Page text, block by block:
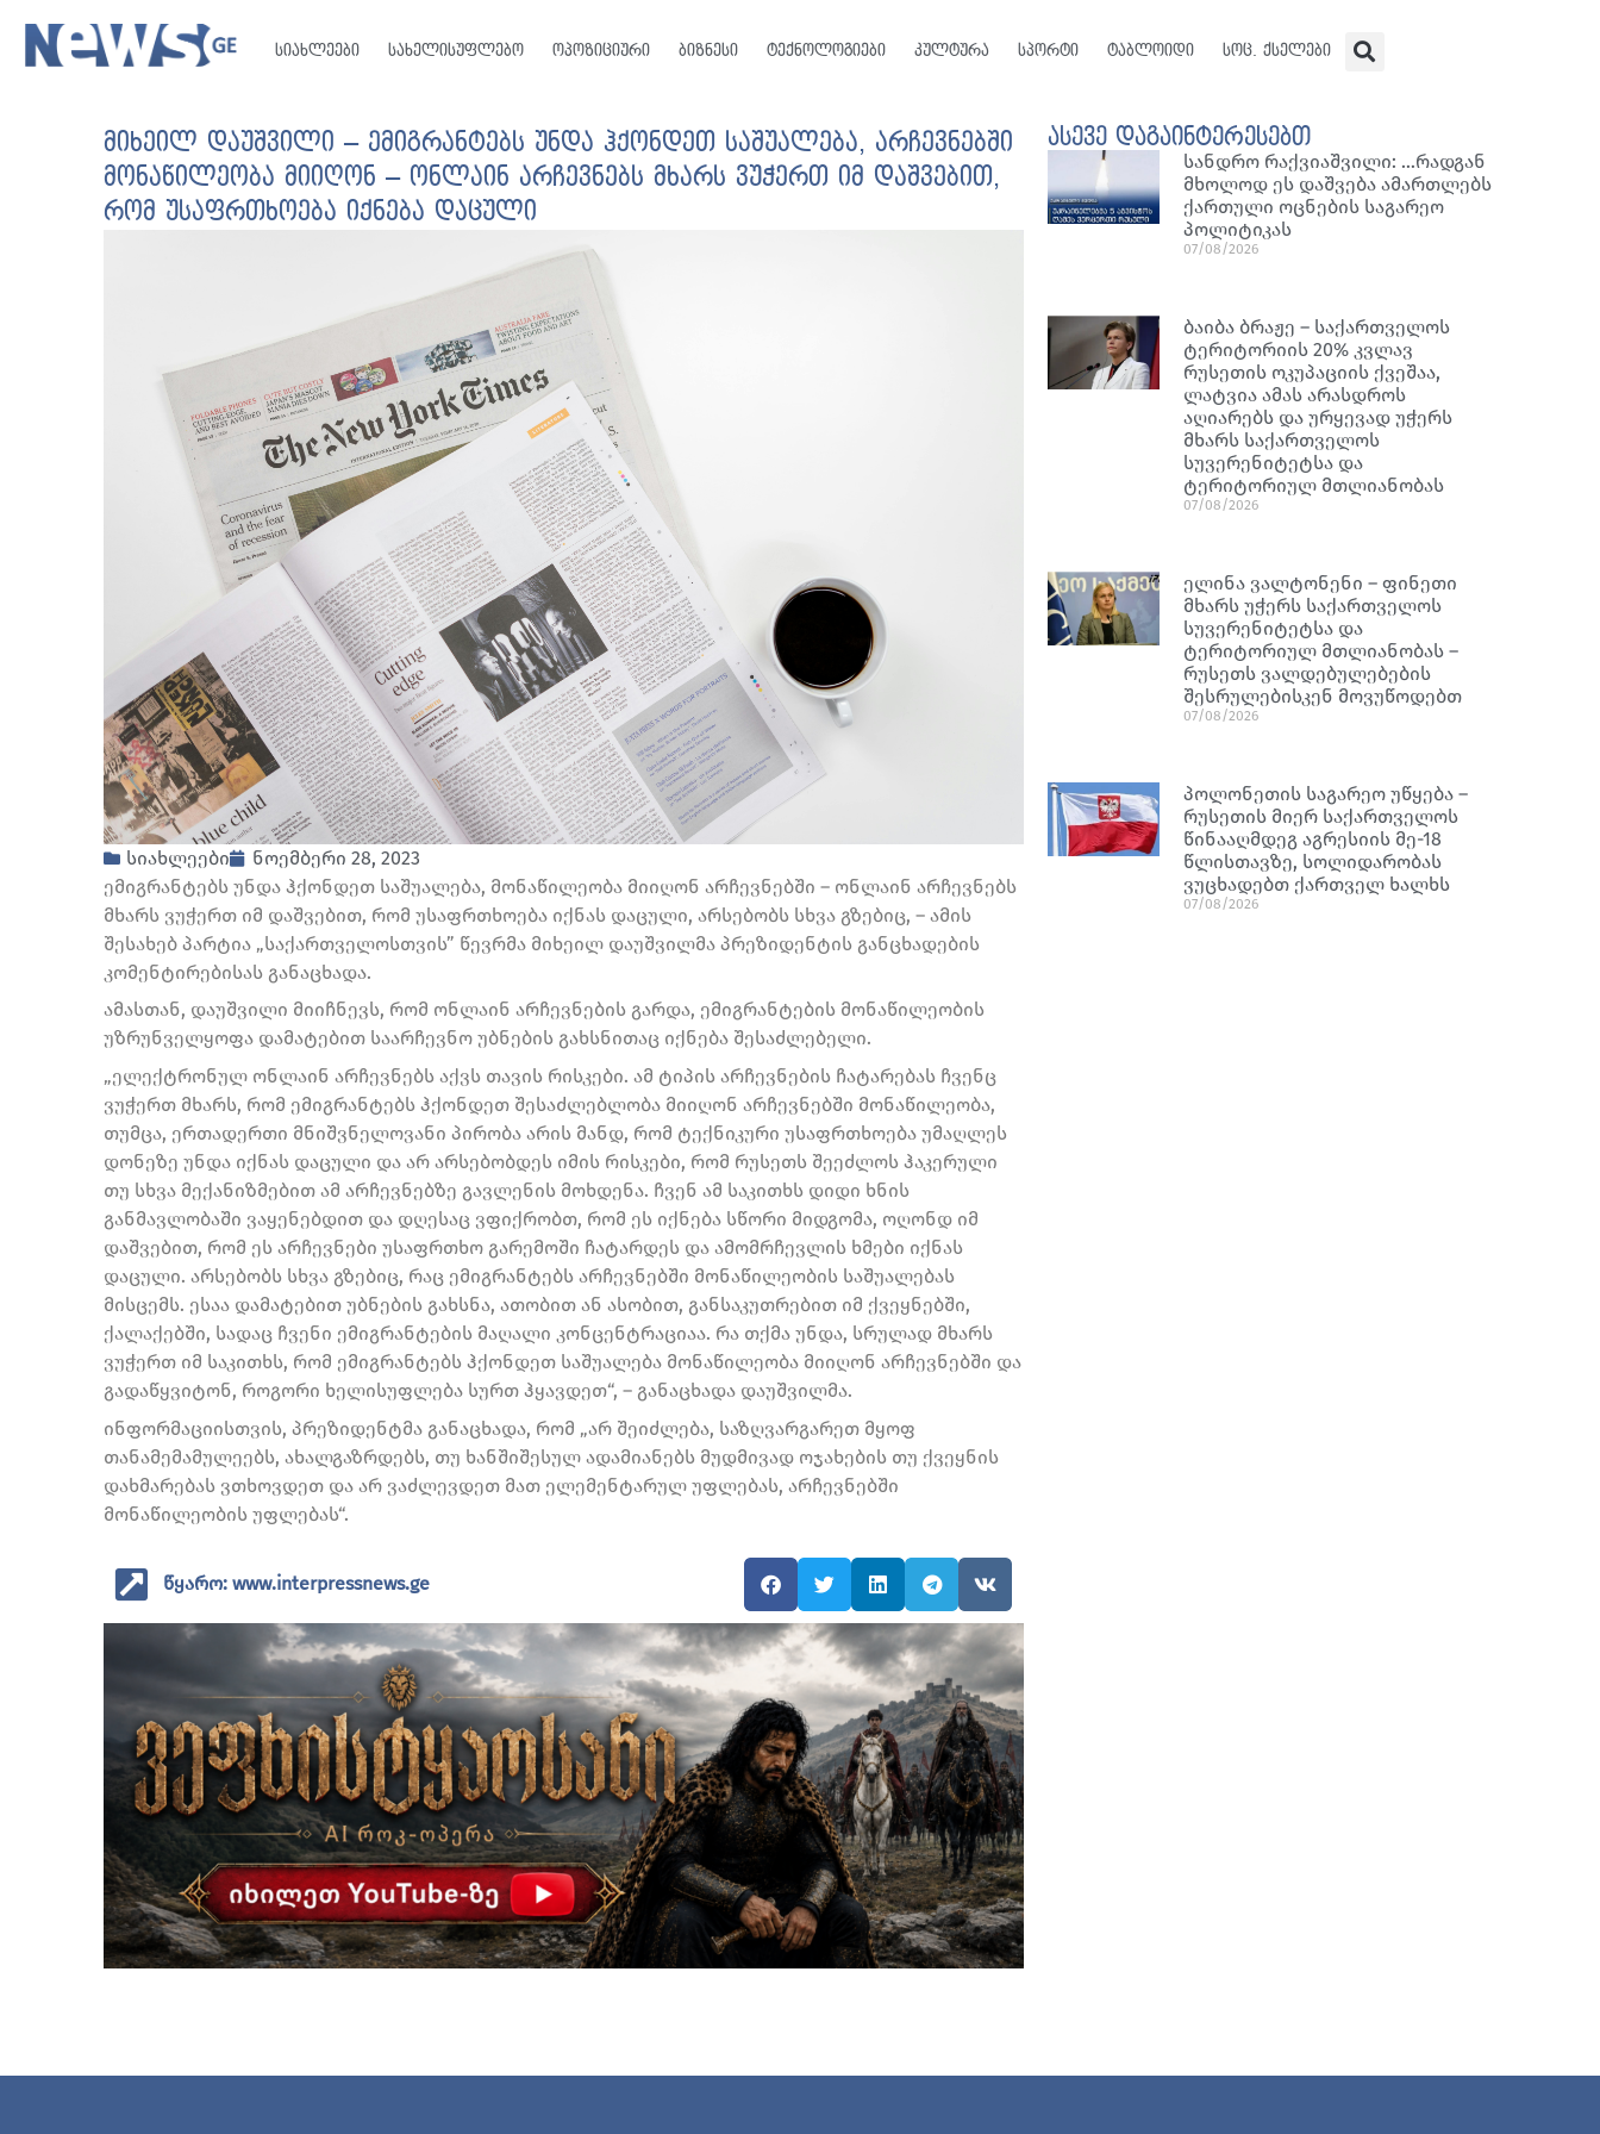
სიახლეები სახელისუფლებო ოპოზიციური ბიზნესი ტექნოლოგიები კულტურა სპორტი ტაბლოიდი სოც. ქსელები
მიხეილ დაუშვილი – ემიგრანტებს უნდა ჰქონდეთ საშუალება, არჩევნებში
მონაწილეობა მიიღონ – ონლაინ არჩევნებს მხარს ვუჭერთ იმ დაშვებით,
რომ უსაფრთხოება იქნება დაცული
სიახლეები
ნოემბერი 28, 2023
ემიგრანტებს უნდა ჰქონდეთ საშუალება, მონაწილეობა მიიღონ არჩევნებში – ონლაინ არჩევნებს
მხარს ვუჭერთ იმ დაშვებით, რომ უსაფრთხოება იქნას დაცული, არსებობს სხვა გზებიც, – ამის
შესახებ პარტია „საქართველოსთვის” წევრმა მიხეილ დაუშვილმა პრეზიდენტის განცხადების
კომენტირებისას განაცხადა.
ამასთან, დაუშვილი მიიჩნევს, რომ ონლაინ არჩევნების გარდა, ემიგრანტების მონაწილეობის
უზრუნველყოფა დამატებით საარჩევნო უბნების გახსნითაც იქნება შესაძლებელი.
„ელექტრონულ ონლაინ არჩევნებს აქვს თავის რისკები. ამ ტიპის არჩევნების ჩატარებას ჩვენც
ვუჭერთ მხარს, რომ ემიგრანტებს ჰქონდეთ შესაძლებლობა მიიღონ არჩევნებში მონაწილეობა,
თუმცა, ერთადერთი მნიშვნელოვანი პირობა არის მანდ, რომ ტექნიკური უსაფრთხოება უმაღლეს
დონეზე უნდა იქნას დაცული და არ არსებობდეს იმის რისკები, რომ რუსეთს შეეძლოს ჰაკერული
თუ სხვა მექანიზმებით ამ არჩევნებზე გავლენის მოხდენა. ჩვენ ამ საკითხს დიდი ხნის
განმავლობაში ვაყენებდით და დღესაც ვფიქრობთ, რომ ეს იქნება სწორი მიდგომა, ოღონდ იმ
დაშვებით, რომ ეს არჩევნები უსაფრთხო გარემოში ჩატარდეს და ამომრჩევლის ხმები იქნას
დაცული. არსებობს სხვა გზებიც, რაც ემიგრანტებს არჩევნებში მონაწილეობის საშუალებას
მისცემს. ესაა დამატებით უბნების გახსნა, ათობით ან ასობით, განსაკუთრებით იმ ქვეყნებში,
ქალაქებში, სადაც ჩვენი ემიგრანტების მაღალი კონცენტრაციაა. რა თქმა უნდა, სრულად მხარს
ვუჭერთ იმ საკითხს, რომ ემიგრანტებს ჰქონდეთ საშუალება მონაწილეობა მიიღონ არჩევნებში და
გადაწყვიტონ, როგორი ხელისუფლება სურთ ჰყავდეთ“, – განაცხადა დაუშვილმა.
ინფორმაციისთვის, პრეზიდენტმა განაცხადა, რომ „არ შეიძლება, საზღვარგარეთ მყოფ
თანამემამულეებს, ახალგაზრდებს, თუ ხანშიშესულ ადამიანებს მუდმივად ოჯახების თუ ქვეყნის
დახმარებას ვთხოვდეთ და არ ვაძლევდეთ მათ ელემენტარულ უფლებას, არჩევნებში
მონაწილეობის უფლებას“.
წყარო: www.interpressnews.ge
ასევე დაგაინტერესებთ
სანდრო რაქვიაშვილი: …რადგან
მხოლოდ ეს დაშვება ამართლებს
ქართული ოცნების საგარეო
პოლიტიკას
07/08/2026
ბაიბა ბრაჟე – საქართველოს
ტერიტორიის 20% კვლავ
რუსეთის ოკუპაციის ქვეშაა,
ლატვია ამას არასდროს
აღიარებს და ურყევად უჭერს
მხარს საქართველოს
სუვერენიტეტსა და
ტერიტორიულ მთლიანობას
07/08/2026
ელინა ვალტონენი – ფინეთი
მხარს უჭერს საქართველოს
სუვერენიტეტსა და
ტერიტორიულ მთლიანობას –
რუსეთს ვალდებულებების
შესრულებისკენ მოვუწოდებთ
07/08/2026
პოლონეთის საგარეო უწყება –
რუსეთის მიერ საქართველოს
წინააღმდეგ აგრესიის მე-18
წლისთავზე, სოლიდარობას
ვუცხადებთ ქართველ ხალხს
07/08/2026